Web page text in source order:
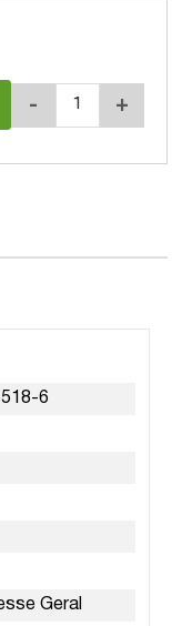
- +
6
Geral